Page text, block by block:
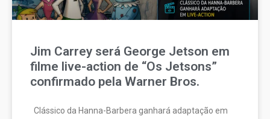
Jim Carrey será George Jetson em
filme live-action de “Os Jetsons”
confirmado pela Warner Bros.
Clássico da Hanna-Barbera ganhará adaptação em